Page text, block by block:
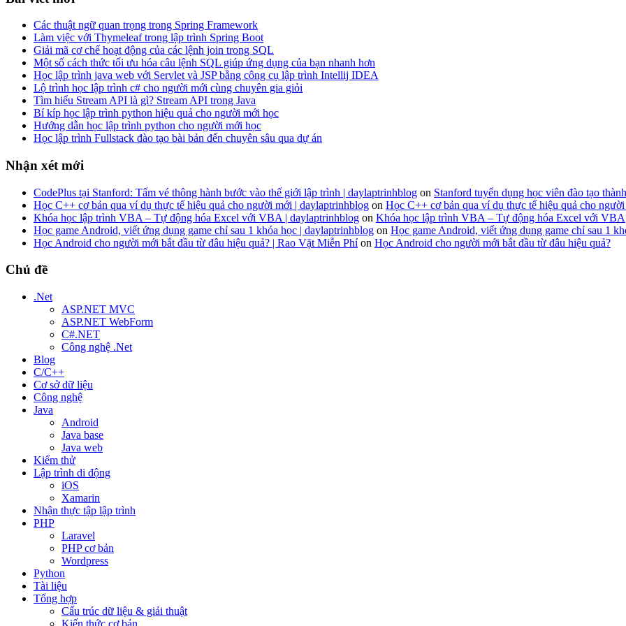
Các thuật ngữ quan trọng trong Spring Framework
Làm việc với Thymeleaf trong lập trình Spring Boot
Giải mã cơ chế hoạt động của các lệnh join trong SQL
Một số cách thức tối ưu hóa câu lệnh SQL giúp ứng dụng của bạn nhanh hơn
Học lập trình java web với Servlet và JSP bằng công cụ lập trình Intellij IDEA
Lộ trình học lập trình c# cho người mới cùng chuyên gia giỏi
Tìm hiểu Stream API là gì? Stream API trong Java
Bí kíp học lập trình python hiệu quả cho người mới học
Hướng dẫn học lập trình python cho người mới học
Học lập trình Fullstack đào tạo bài bản đến chuyên sâu qua dự án
Nhận xét mới
CodePlus tại Stanford: Tấm vé thông hành bước vào thế giới lập trình | daylaptrinhblog on Stanford tuyển dụng học viên đào tạo
Học C++ cơ bản qua ví dụ thực tế hiệu quả cho người mới | daylaptrinhblog on Học C++ cơ bản qua ví dụ thực tế hiệu quả cho
Khóa học lập trình VBA – Tự động hóa Excel với VBA | daylaptrinhblog on Khóa học lập trình VBA – Tự động hóa Excel với VBA
Học game Android, viết ứng dụng game chỉ sau 1 khóa học | daylaptrinhblog on Học game Android, viết ứng dụng game chỉ sau 1
Học Android cho người mới bắt đầu từ đâu hiệu quả? | Rao Vặt Miễn Phíon Học Android cho người mới bắt đầu từ đâu hiệu quả?
Chủ đề
.Net
ASP.NET MVC
ASP.NET WebForm
C#.NET
Công nghệ .Net
Blog
C/C++
Cơ sở dữ liệu
Công nghệ
Java
Android
Java base
Java web
Kiểm thử
Lập trình di động
iOS
Xamarin
Nhận thực tập lập trình
PHP
Laravel
PHP cơ bản
Wordpress
Python
Tài liệu
Tổng hợp
Cấu trúc dữ liệu & giải thuật